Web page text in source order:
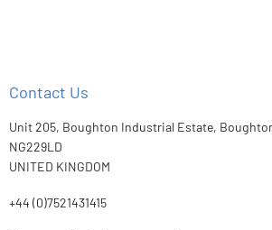
Contact Us
Unit 205, Boughton Industrial Estate,
NG229LD
UNITED KINGDOM
+44 (0)7521431415